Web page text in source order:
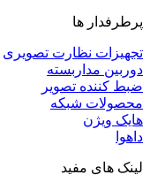
پرطرفدار ها
تجهیزات نظارت تصویری
دوربین مداربسته
ضبط کننده تصویر
محصولات شبکه
هایک ویژن
داهوا
لینک های مفید